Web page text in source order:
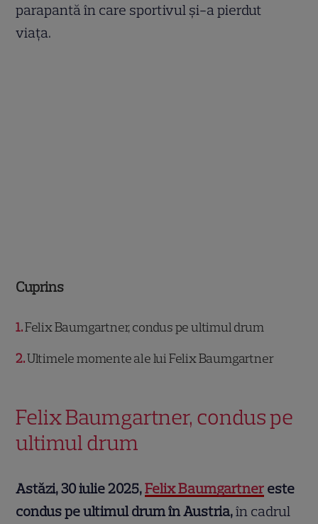
parapantă în care sportivul și-a pierdut
viața.
Cuprins
1 Felix Baumgartner, condus pe ultimul drum
2 Ultimele momente ale lui Felix Baumgartner
Felix Baumgartner, condus pe
ultimul drum
Astăzi, 30 iulie 2025,Felix Baumgartner este
condus pe ultimul drum în Austria,în cadrul